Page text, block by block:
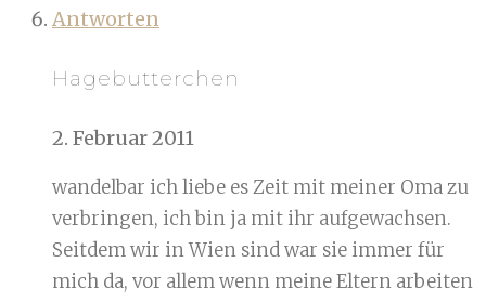
Antworten
Hagebutterchen
2. Februar 2011
wandelbar ich liebe es Zeit mit meiner Oma zu
verbringen, ich bin ja mit ihr aufgewachsen.
Seitdem wir in Wien sind war sie immer für
mich da, vor allem wenn meine Eltern arbeiten